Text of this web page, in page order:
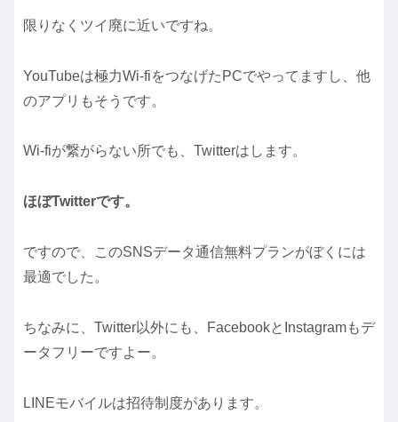
限りなくツイ廃に近いですね。
YouTubeは極力Wi-fiをつなげたPCでやってますし、他
のアプリもそうです。
Wi-fiが繋がらない所でも、Twitterはします。
ほぼTwitterです。
ですので、このSNSデータ通信無料プランがぼくには
最適でした。
ちなみに、Twitter以外にも、FacebookとInstagramもデ
ータフリーですよー。
LINEモバイルは招待制度があります。